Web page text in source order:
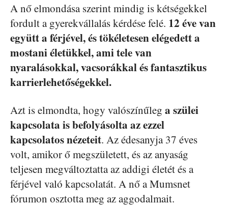
A nő elmondása szerint mindig is kétségekkel
fordult a gyerekvállalás kérdése felé. 12 éve van
együtt a férjével, és tökéletesen elégedett a
mostani életükkel, ami tele van
nyaralásokkal, vacsorákkal és fantasztikus
karrierlehetőségekkel.
Azt is elmondta, hogy valószínűleg a szülei
kapcsolata is befolyásolta az ezzel
kapcsolatos nézeteit. Az édesanyja 37 éves
volt, amikor ő megszületett, és az anyaság
teljesen megváltoztatta az addigi életét és a
férjével való kapcsolatát. A nő a Mumsnet
fórumon osztotta meg az aggodalmait.